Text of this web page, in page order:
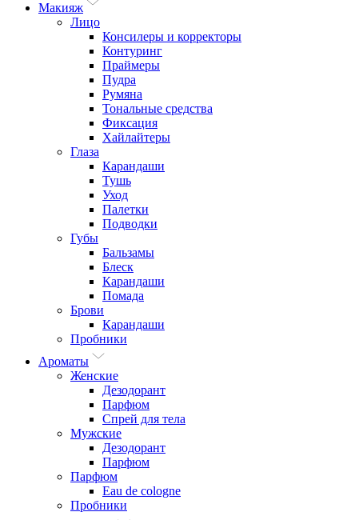
Макияж
Лицо
Консилеры и корректоры
Контуринг
Праймеры
Пудра
Румяна
Тональные средства
Фиксация
Хайлайтеры
Глаза
Карандаши
Тушь
Уход
Палетки
Подводки
Губы
Бальзамы
Блеск
Карандаши
Помада
Брови
Карандаши
Пробники
Ароматы
Женские
Дезодорант
Парфюм
Спрей для тела
Мужские
Дезодорант
Парфюм
Парфюм
Eau de cologne
Пробники